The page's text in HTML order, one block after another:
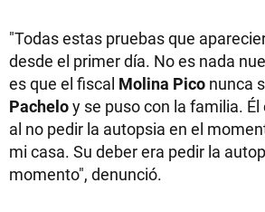
"Todas estas pruebas que
desde el primer día. No es nada
es que el fiscal Molina Pico nunca
Pacheloy se puso con la familia.
al no pedir la autopsia en el
mi casa. Su deber era pedir la
momento", denunció.